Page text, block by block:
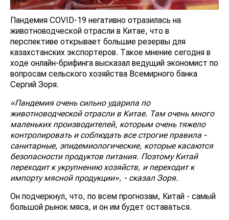
Пандемия COVID-19 негативно отразилась на
животноводческой отрасли в Китае, что в
перспективе открывает большие резервы для
казахстанских экспортеров. Такое мнение сегодня в
ходе онлайн-брифинга высказал ведущий экономист по
вопросам сельского хозяйства Всемирного банка
Сергий Зоря.
«Пандемия очень сильно ударила по
животноводческой отрасли в Китае. Там очень много
маленьких производителей, которым очень тяжело
контролировать и соблюдать все строгие правила -
санитарные, эпидемиологические, которые касаются
безопасности продуктов питания. Поэтому Китай
переходит к укрупнению хозяйств, и переходит к
импорту мясной продукции», - сказал Зоря.
Он подчеркнул, что, по всем прогнозам, Китай - самый
большой рынок мяса, и он им будет оставаться.